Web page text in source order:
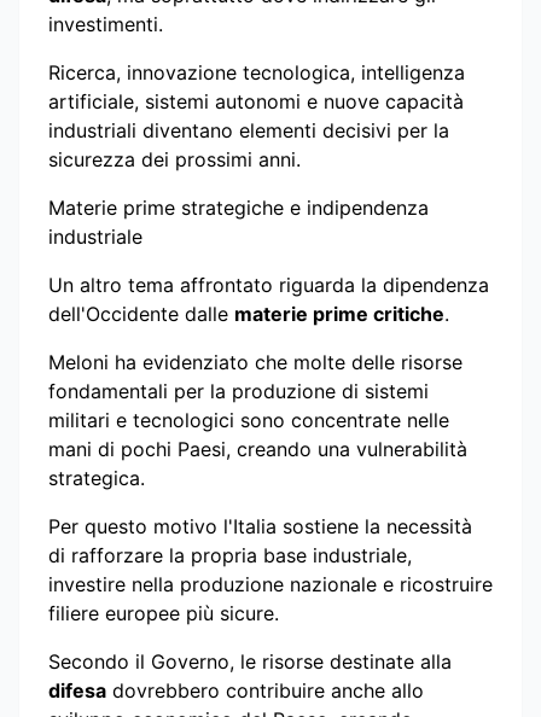
investimenti.
Ricerca, innovazione tecnologica, intelligenza
artificiale, sistemi autonomi e nuove capacità
industriali diventano elementi decisivi per la
sicurezza dei prossimi anni.
Materie prime strategiche e indipendenza
industriale
Un altro tema affrontato riguarda la dipendenza
dell'Occidente dalle materie prime critiche.
Meloni ha evidenziato che molte delle risorse
fondamentali per la produzione di sistemi
militari e tecnologici sono concentrate nelle
mani di pochi Paesi, creando una vulnerabilità
strategica.
Per questo motivo l'Italia sostiene la necessità
di rafforzare la propria base industriale,
investire nella produzione nazionale e ricostruire
filiere europee più sicure.
Secondo il Governo, le risorse destinate alla
difesa dovrebbero contribuire anche allo